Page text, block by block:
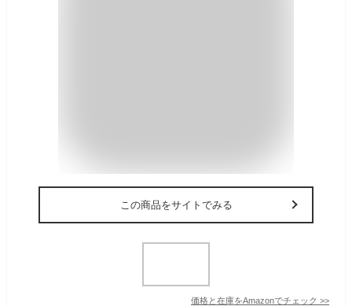
この商品をサイトでみる
価格と在庫をAmazonでチェック >>